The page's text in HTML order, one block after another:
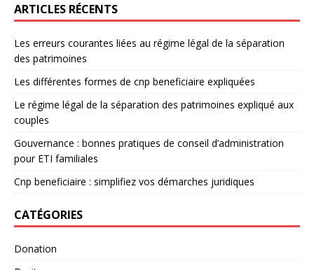
ARTICLES RÉCENTS
Les erreurs courantes liées au régime légal de la séparation
des patrimoines
Les différentes formes de cnp beneficiaire expliquées
Le régime légal de la séparation des patrimoines expliqué aux
couples
Gouvernance : bonnes pratiques de conseil d’administration
pour ETI familiales
Cnp beneficiaire : simplifiez vos démarches juridiques
CATÉGORIES
Donation